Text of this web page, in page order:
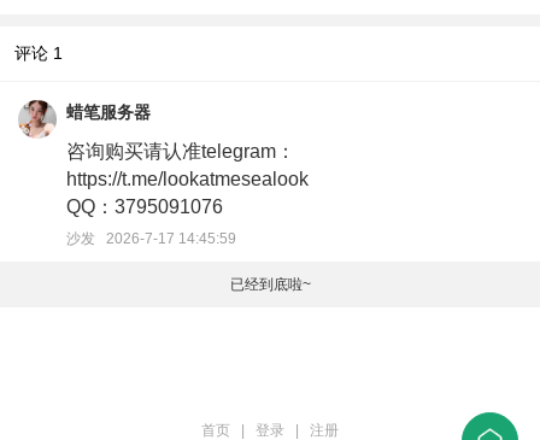
评论 1
蜡笔服务器
咨询购买请认准telegram：
https://t.me/lookatmesealook
QQ：3795091076
沙发 2026-7-17 14:45:59
已经到底啦~
首页 登录 注册